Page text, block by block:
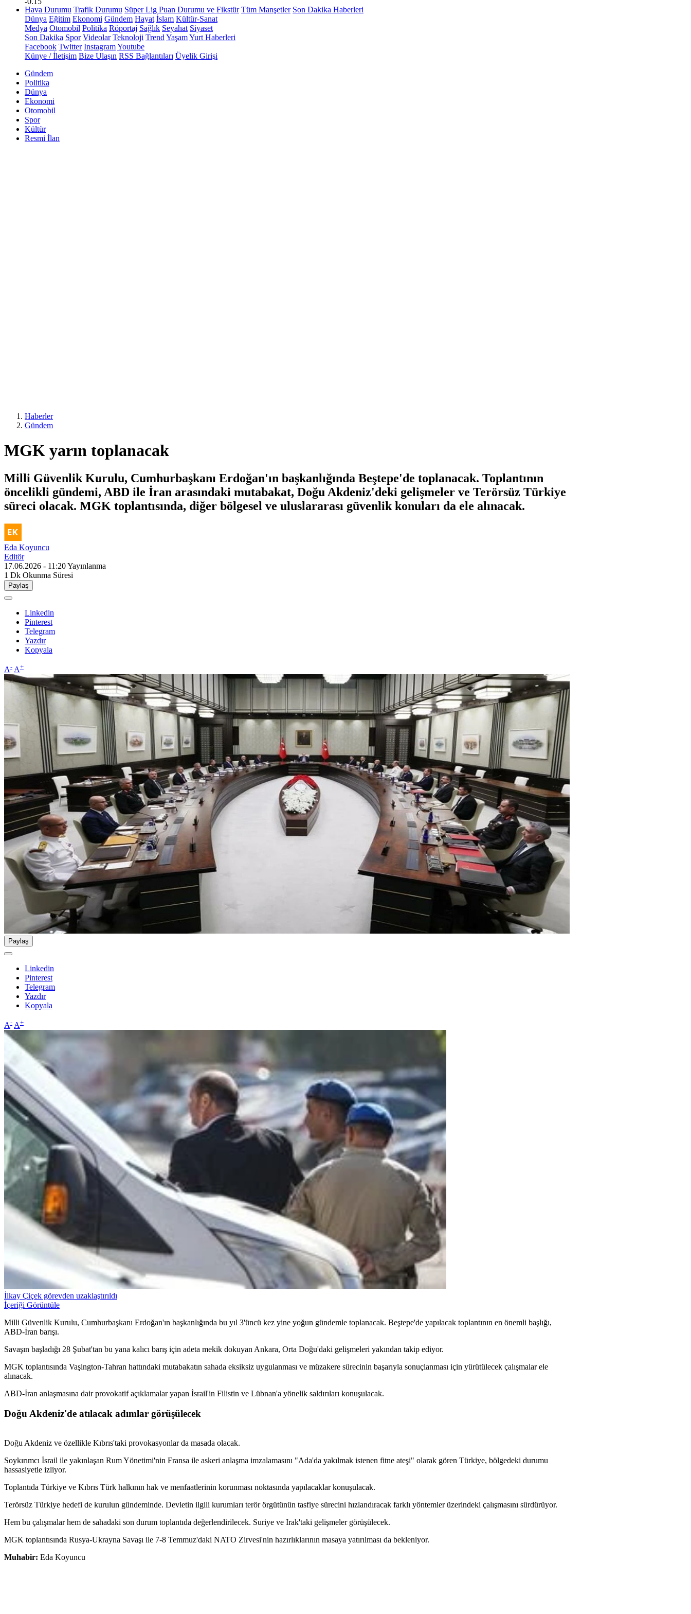
Hava Durumu Trafik Durumu Süper Lig Puan Durumu ve Fikstür Tüm Manşetler Son Dakika Haberleri
Dünya Eğitim Ekonomi Gündem Hayat İslam Kültür-Sanat
Medya Otomobil Politika Röportaj Sağlık Seyahat Siyaset
Son Dakika Spor Videolar Teknoloji Trend YaşamYurt Haberleri
Facebook Twitter InstagramYoutube
Künye / İletişim Bize Ulaşın RSS Bağlantıları Üyelik Girişi
Gündem
Politika
Dünya
Ekonomi
Otomobil
Spor
Kültür
Resmi İlan
Haberler
Gündem
MGK yarın toplanacak
Milli Güvenlik Kurulu, Cumhurbaşkanı Erdoğan'ın başkanlığında Beştepe'de toplanacak. Toplantının
öncelikli gündemi, ABD ile İran arasındaki mutabakat, Doğu Akdeniz'deki gelişmeler ve Terörsüz Türkiye
süreci olacak. MGK toplantısında, diğer bölgesel ve uluslararası güvenlik konuları da ele alınacak.
Eda Koyuncu
Editör
17.06.2026 - 11:20Yayınlanma
1 Dk Okunma Süresi
Paylaş
Linkedin
Pinterest
Telegram
Yazdır
Kopyala
A- A+
Paylaş
Linkedin
Pinterest
Telegram
Yazdır
Kopyala
A- A+
İlkay Çiçek görevden uzaklaştırıldı
İçeriği Görüntüle
Milli Güvenlik Kurulu, Cumhurbaşkanı Erdoğan'ın başkanlığında bu yıl 3'üncü kez yine yoğun gündemle toplanacak. Beştepe'de yapılacak toplantının en önemli başlığı,
ABD-İran barışı.
Savaşın başladığı 28 Şubat'tan bu yana kalıcı barış için adeta mekik dokuyan Ankara, Orta Doğu'daki gelişmeleri yakından takip ediyor.
MGK toplantısında Vaşington-Tahran hattındaki mutabakatın sahada eksiksiz uygulanması ve müzakere sürecinin başarıyla sonuçlanması için yürütülecek çalışmalar ele
alınacak.
ABD-İran anlaşmasına dair provokatif açıklamalar yapan İsrail'in Filistin ve Lübnan'a yönelik saldırıları konuşulacak.
Doğu Akdeniz'de atılacak adımlar görüşülecek
Doğu Akdeniz ve özellikle Kıbrıs'taki provokasyonlar da masada olacak.
Soykırımcı İsrail ile yakınlaşan Rum Yönetimi'nin Fransa ile askeri anlaşma imzalamasını "Ada'da yakılmak istenen fitne ateşi" olarak gören Türkiye, bölgedeki durumu
hassasiyetle izliyor.
Toplantıda Türkiye ve Kıbrıs Türk halkının hak ve menfaatlerinin korunması noktasında yapılacaklar konuşulacak.
Terörsüz Türkiye hedefi de kurulun gündeminde. Devletin ilgili kurumları terör örgütünün tasfiye sürecini hızlandıracak farklı yöntemler üzerindeki çalışmasını sürdürüyor.
Hem bu çalışmalar hem de sahadaki son durum toplantıda değerlendirilecek. Suriye ve Irak'taki gelişmeler görüşülecek.
MGK toplantısında Rusya-Ukrayna Savaşı ile 7-8 Temmuz'daki NATO Zirvesi'nin hazırlıklarının masaya yatırılması da bekleniyor.
Muhabir: Eda Koyuncu